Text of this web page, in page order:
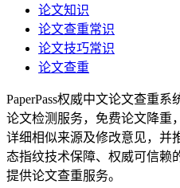
论文知识
论文查重常识
论文技巧常识
论文查重
PaperPass权威中文论文查重
论文检测服务，免费论文降重
详细相似来源及修改意见，并
态指纹技术保障、权威可信赖
提供论文查重服务。